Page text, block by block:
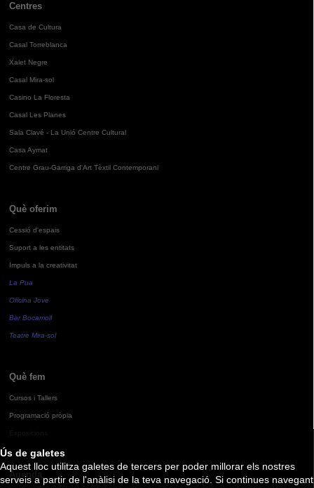
Ús de galetes
Aquest lloc utilitza galetes de tercers per poder millorar els nostres
serveis a partir de l'anàlisi de la teva navegació. Si continues navegant
Centres
Casa de Cultura
Casal Torreblanca
Xalet Negre
Casal Mira-sol
Casino La Floresta
Casal Les Planes
Sala Clavé - La Unió Centre Cultural
Casa Aymat
Centre Grau-Garriga d'Art Tèxtil Contemporani
Què oferim
Cessió d'espais
Suport a les entitats
Impuls a la creativitat
La Pua
Oficina Jove
Bar Bocamoll
Teatre Mira-sol
Què fem
Cursos i Tallers
Programació pròpia
Agenda